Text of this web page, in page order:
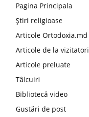
Pagina Principala
Știri religioase
Articole Ortodoxia.md
Articole de la vizitatori
Articole preluate
Tâlcuiri
Bibliotecă video
Gustări de post